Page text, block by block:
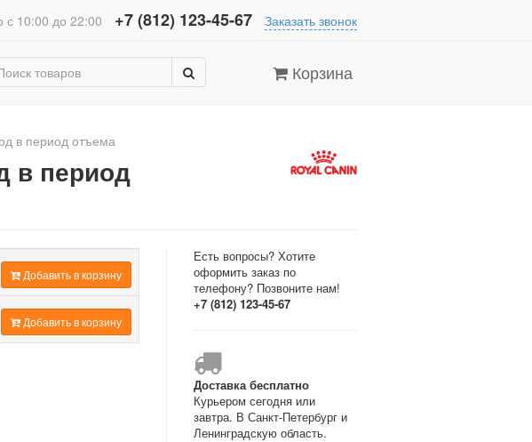
с 10:00 до 22:00 +7 (812) 123-45-67 Заказать звонок
Корзина
в период отъема
в период
Добавить в корзину
Добавить в корзину
Есть вопросы? Хотите
оформить заказ по
телефону? Позвоните нам!
+7 (812) 123-45-67
Доставка бесплатно
Курьером сегодня или
завтра. В Санкт-Петербург и
Ленинградскую область.